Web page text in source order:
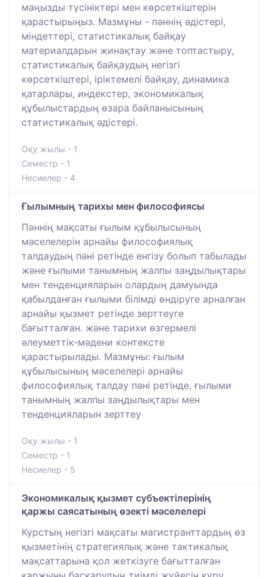
маңызды түсініктері мен көрсеткіштерін
қарастырыңыз. Мазмұны - пәннің әдістері,
міндеттері, статистикалық байқау
материалдарын жинақтау және топтастыру,
статистикалық байқаудың негізгі
көрсеткіштері, іріктемелі байқау, динамика
қатарлары, индекстер, экономикалық
құбылыстардың өзара байланысының
статистикалық әдістері.
Оқу жылы - 1
Семестр - 1
Несиелер - 4
Ғылымның тарихы мен философиясы
Пәннің мақсаты ғылым құбылысының
мәселелерін арнайы философиялық
талдаудың пәні ретінде енгізу болып табылады
және ғылыми танымның жалпы заңдылықтары
мен тенденцияларын олардың дамуында
қабылданған ғылыми білімді өндіруге арналған
арнайы қызмет ретінде зерттеуге
бағытталған. және тарихи өзгермелі
әлеуметтік-мәдени контексте
қарастырылады. Мазмұны: ғылым
құбылысының мәселелері арнайы
философиялық талдау пәні ретінде, ғылыми
танымның жалпы заңдылықтары мен
тенденцияларын зерттеу
Оқу жылы - 1
Семестр - 1
Несиелер - 5
Экономикалық қызмет субъектілерінің
қаржы саясатының өзекті мәселелері
Курстың негізгі мақсаты магистранттардың өз
қызметінің стратегиялық және тактикалық
мақсаттарына қол жеткізуге бағытталған